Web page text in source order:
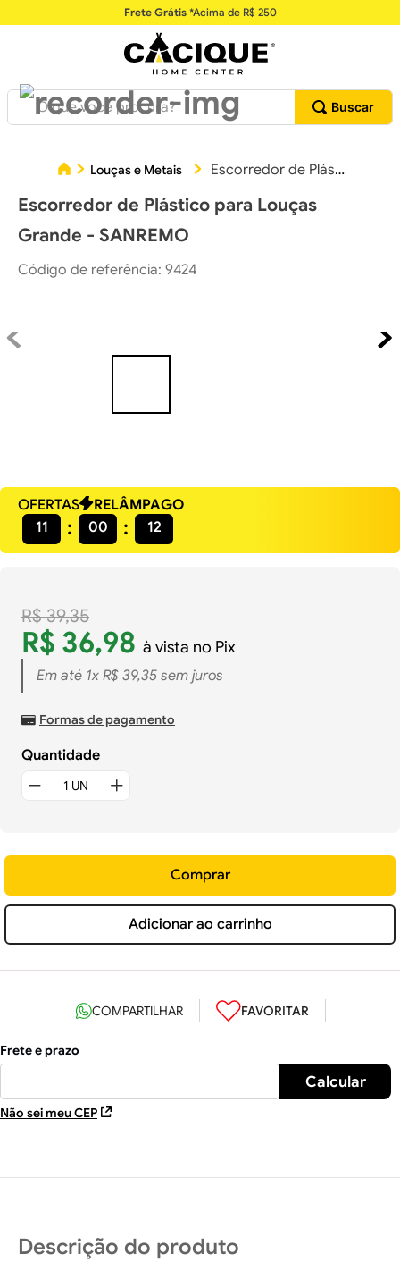
Frete Grátis*Acima de R$ 250
O que você procura?
Louças e Metais Escorredor de Plástico para Louças Grande - SANREMO
Escorredor de Plástico para Louças
Grande - SANREMO
Código de referência: 9424
OFERTAS
RELÂMPAGO
11
00 11
R$ 39,35
R$ 36,98 à vista no Pix
Em até 1x R$ 39,35sem juros
Formas de pagamento
Quantidade
Adicionar ao carrinho
Comprar
Não sei meu CEP
Descrição do produto